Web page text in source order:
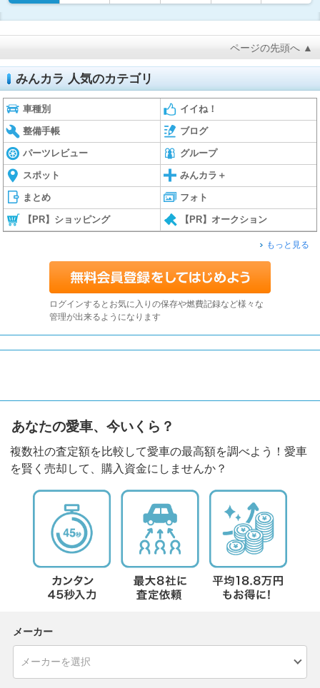
ページの先頭へ ▲
みんカラ 人気のカテゴリ
車種別 イイね！
整備手帳 ブログ
パーツレビュー グループ
スポット みんカラ＋
まとめ フォト
【PR】ショッピング 【PR】オークション
もっと見る
ログインするとお気に入りの保存や燃費記録など様々な
管理が出来るようになります
あなたの愛車、今いくら？
複数社の査定額を比較して愛車の最高額を調べよう！愛車
を賢く売却して、購入資金にしませんか？
メーカー